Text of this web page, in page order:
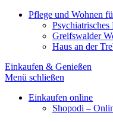
Pflege und Wohnen
Greifswalder
Haus an der
Einkaufen & Genießen
Menü schließen
Einkaufen online
Shopodi –